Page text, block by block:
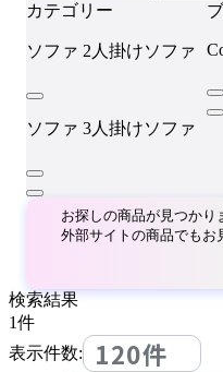
カテゴリー
ソファ 2人掛けソファ
ソファ 3人掛けソファ
お探しの商品が見つかり
外部サイトの商品でもお
検索結果
1件
表示件数:
120件